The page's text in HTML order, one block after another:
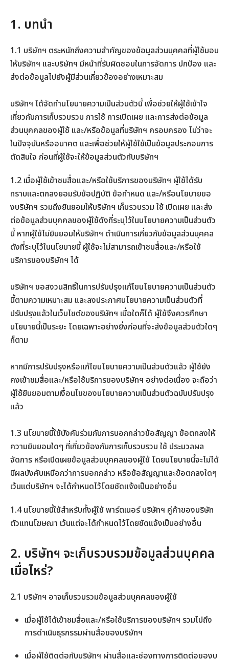
1. บทนำ
1.1 บริษัทฯ ตระหนักถึงความสำคัญของข้อมูลส่วนบุคคลที่ผู้ใช้มอบ
ให้บริษัทฯ และบริษัทฯ มีหน้าที่รับผิดชอบในการจัดการ ปกป้อง และ
ส่งต่อข้อมูลไปยังผู้มีส่วนเกี่ยวข้องอย่างเหมาะสม
บริษัทฯ ได้จัดทำนโยบายความเป็นส่วนตัวนี้ เพื่อช่วยให้ผู้ใช้เข้าใจ
เกี่ยวกับการเก็บรวบรวม การใช้ การเปิดเผย และการส่งต่อข้อมูล
ส่วนบุคคลของผู้ใช้ และ/หรือข้อมูลที่บริษัทฯ ครอบครอง ไม่ว่าจะ
ในปัจจุบันหรืออนาคต และเพื่อช่วยให้ผู้ใช้ใช้เป็นข้อมูลประกอบการ
ตัดสินใจ ก่อนที่ผู้ใช้จะให้ข้อมูลส่วนตัวกับบริษัทฯ
1.2 เมื่อผู้ใช้เข้าชมสื่อและ/หรือใช้บริการของบริษัทฯ ผู้ใช้ได้รับ
ทราบและตกลงยอมรับข้อปฏิบัติ ข้อกำหนด และ/หรือนโยบายขอ
งบริษัทฯ รวมถึงยินยอมให้บริษัทฯ เก็บรวบรวม ใช้ เปิดเผย และส่ง
ต่อข้อมูลส่วนบุคคลของผู้ใช้ดังที่ระบุไว้ในนโยบายความเป็นส่วนตัว
นี้ หากผู้ใช้ไม่ยินยอมให้บริษัทฯ ดำเนินการเกี่ยวกับข้อมูลส่วนบุคคล
ดังที่ระบุไว้ในนโยบายนี้ ผู้ใช้จะไม่สามารถเข้าชมสื่อและ/หรือใช้
บริการของบริษัทฯ ได้
บริษัทฯ ขอสงวนสิทธิ์ในการปรับปรุงแก้ไขนโยบายความเป็นส่วนตัว
นี้ตามความเหมาะสม และลงประกาศนโยบายความเป็นส่วนตัวที่
ปรับปรุงแล้วในเว็บไซต์ของบริษัทฯ เมื่อใดก็ได้ ผู้ใช้จึงควรศึกษา
นโยบายนี้เป็นระยะ โดยเฉพาะอย่างยิ่งก่อนที่จะส่งข้อมูลส่วนตัวใดๆ
ก็ตาม
หากมีการปรับปรุงหรือแก้ไขนโยบายความเป็นส่วนตัวแล้ว ผู้ใช้ยัง
คงเข้าชมสื่อและ/หรือใช้บริการของบริษัทฯ อย่างต่อเนื่อง จะถือว่า
ผู้ใช้ยินยอมตามเงื่อนไขของนโยบายความเป็นส่วนตัวฉบับปรับปรุง
แล้ว
1.3 นโยบายนี้ใช้บังคับร่วมกับการบอกกล่าวข้อสัญญา ข้อตกลงให้
ความยินยอมใดๆ ที่เกี่ยวข้องกับการเก็บรวบรวม ใช้ ประมวลผล
จัดการ หรือเปิดเผยข้อมูลส่วนบุคคลของผู้ใช้ โดยนโยบายนี้จะไม่ได้
มีผลบังคับเหนือกว่าการบอกกล่าว หรือข้อสัญญาและข้อตกลงใดๆ
เว้นแต่บริษัทฯ จะได้กำหนดไว้โดยชัดแจ้งเป็นอย่างอื่น
1.4 นโยบายนี้ใช้สำหรับทั้งผู้ใช้ พาร์ตเนอร์ บริษัทฯ คู่ค้าของบริษัท
ตัวแทนโฆษณา เว้นแต่จะได้กำหนดไว้โดยชัดแจ้งเป็นอย่างอื่น
2. บริษัทฯ จะเก็บรวบรวมข้อมูลส่วนบุคคล
เมื่อไหร่?
2.1 บริษัทฯ อาจเก็บรวบรวมข้อมูลส่วนบุคคลของผู้ใช้
เมื่อผู้ใช้ได้เข้าชมสื่อและ/หรือใช้บริการของบริษัทฯ รวมไปถึง
การดำเนินธุรกรรมผ่านสื่อของบริษัทฯ
เมื่อผู้ใช้ติดต่อกับบริษัทฯ ผ่านสื่อและช่องทางการติดต่อของบ